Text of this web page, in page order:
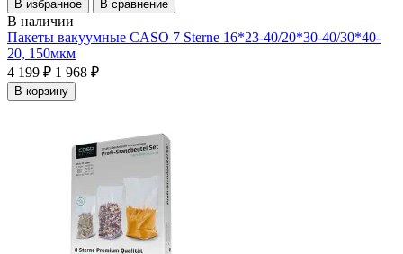
В избранное В сравнение
В наличии
Пакеты вакуумные CASO 7 Sterne 16*23-40/20*30-40/30*40-
20, 150мкм
4 199 ₽ 1 968 ₽
В корзину